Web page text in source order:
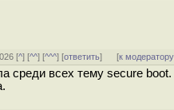
[^] [^^] [^^^] [ответить] [к модератору
среди всех тему secure